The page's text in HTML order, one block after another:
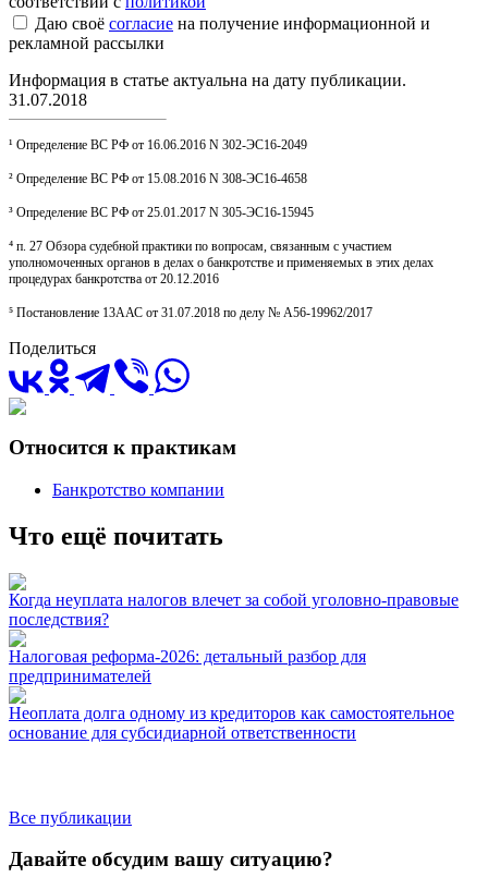
Даю своё согласие на получение информационной и
рекламной рассылки
Информация в статье актуальна на дату публикации.
31.07.2018
¹ Определение ВС РФ от 16.06.2016 N 302-ЭС16-2049
² Определение ВС РФ от 15.08.2016 N 308-ЭС16-4658
³ Определение ВС РФ от 25.01.2017 N 305-ЭС16-15945
⁴ п. 27 Обзора судебной практики по вопросам, связанным с участием
уполномоченных органов в делах о банкротстве и применяемых в этих делах
процедурах банкротства от 20.12.2016
⁵ Постановление 13ААС от 31.07.2018 по делу № А56-19962/2017
Поделиться
Относится к практикам
Банкротство компании
Что ещё почитать
Когда неуплата налогов влечет за собой уголовно-правовые
последствия?
Налоговая реформа-2026: детальный разбор для
предпринимателей
Неоплата долга одному из кредиторов как самостоятельное
основание для субсидиарной ответственности
Все публикации
Давайте обсудим вашу ситуацию?